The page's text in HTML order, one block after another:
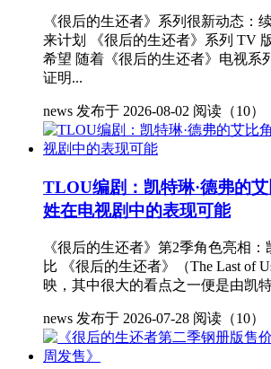
《很后的生还者》系列很新动态：
来计划 《很后的生还者》系列 TV
希望 随着《很后的生还者》电视系
证明...
news 发布于 2026-08-02 阅读（10）
TLOU编剧：凯特琳·德弗的
姓在电视剧中的表现可能
《很后的生还者》第2季角色亮相
比 《很后的生还者》（The Last of
映，其中很大的看点之一便是由凯
news 发布于 2026-07-28 阅读（10）